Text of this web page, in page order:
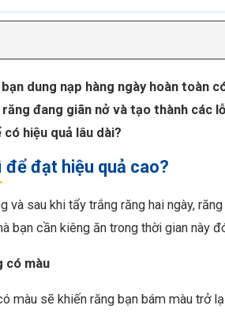
dung nạp hàng ngày hoàn toàn
đang giãn nở và tạo thành các
hiệu quả lâu dài?
đạt hiệu quả cao?
và sau khi tẩy trắng răng hai ngày,
bạn cần kiêng ăn trong thời gian này
có màu
màu sẽ khiến răng bạn bám màu trở